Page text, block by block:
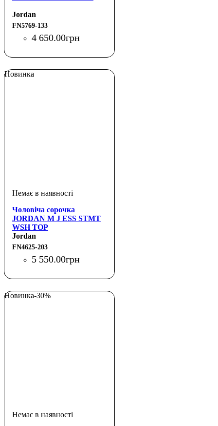
Jordan
FN5769-133
4 650.00грн
Новинка
Чоловіча сорочка
JORDAN M J ESS STMT
WSH TOP
Jordan
FN4625-203
5 550.00грн
Новинка-30%